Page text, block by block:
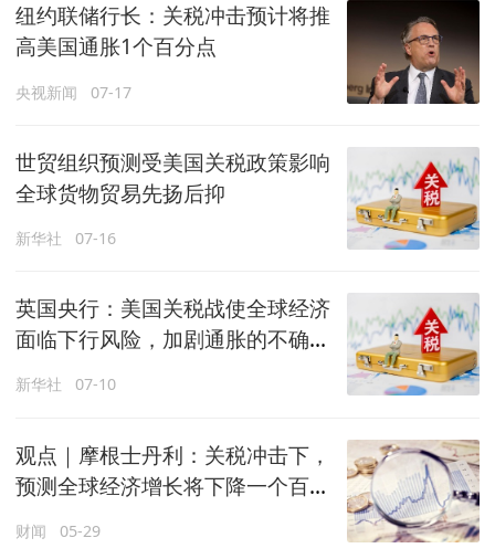
纽约联储行长：关税冲击预计将推
高美国通胀1个百分点
央视新闻 07-17
世贸组织预测受美国关税政策影响
全球货物贸易先扬后抑
新华社 07-16
英国央行：美国关税战使全球经济
面临下行风险，加剧通胀的不确定
性
新华社 07-10
观点｜摩根士丹利：关税冲击下，
预测全球经济增长将下降一个百分
财闻 05-29